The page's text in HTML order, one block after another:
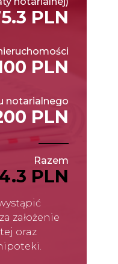
PLN
PLN
notarialnego
PLN
Razem
PLN
założenie
oraz